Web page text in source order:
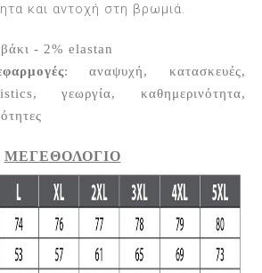
και αντοχή στη βρωμιά.
- 2% elastan
: αναψυχή, κατασκευές,
γεωργία, καθημερινότητα,
ΜΕΓΕΘΟΛΟΓΙΟ